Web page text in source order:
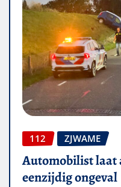
112 ZJWAME
Automobilist laat
eenzijdig ongeval